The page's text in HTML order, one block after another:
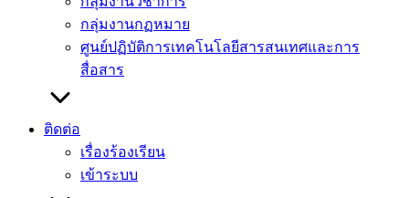
กลุ่มงานกฏหมาย
ศูนย์ปฏิบัติการเทคโนโลยีสารสนเทศและการ
สื่อสาร
ติดต่อ
เรื่องร้องเรียน
เข้าระบบ